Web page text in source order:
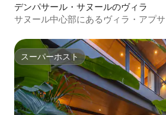
デンパサール・サヌールのヴィラ
サヌール中心部にあるヴィラ・アプ
スーパーホスト
スーパーホスト